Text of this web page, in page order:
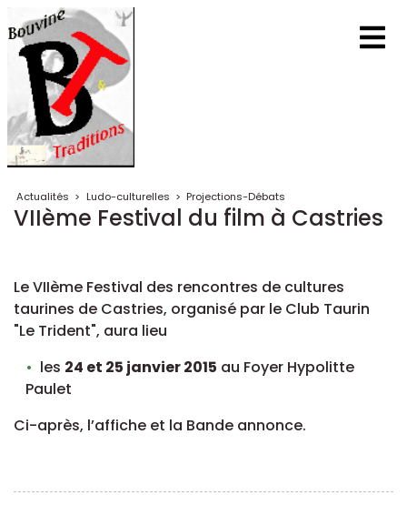
Actualités > Ludo-culturelles > Projections-Débats
VIIème Festival du film à Castries
Le VIIème Festival des rencontres de cultures
taurines de Castries, organisé par le Club Taurin
"Le Trident", aura lieu
les 24 et 25 janvier 2015 au Foyer Hypolitte
Paulet
Ci-après, l’affiche et la Bande annonce.